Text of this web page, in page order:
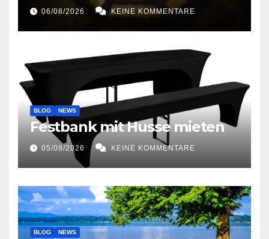
06/08/2026 KEINE KOMMENTARE
BLOG NEWS
Festbank mit Husse mieten
05/08/2026 KEINE KOMMENTARE
BLOG NEWS